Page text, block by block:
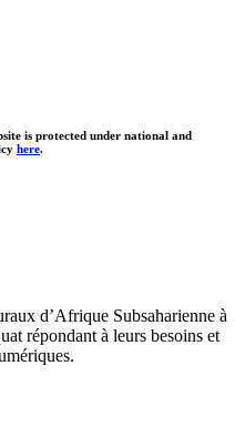
is protected under national and
here.
d’Afrique Subsaharienne à
répondant à leurs besoins et